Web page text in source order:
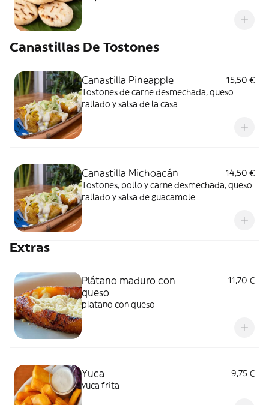
Canastillas De Tostones
Canastilla Pineapple
15,50 €
Tostones de carne desmechada, queso
rallado y salsa de la casa
Canastilla Michoacán
14,50 €
Tostones, pollo y carne desmechada, queso
rallado y salsa de guacamole
Extras
Plátano maduro con
queso
11,70 €
platano con queso
Yuca
9,75 €
yuca frita